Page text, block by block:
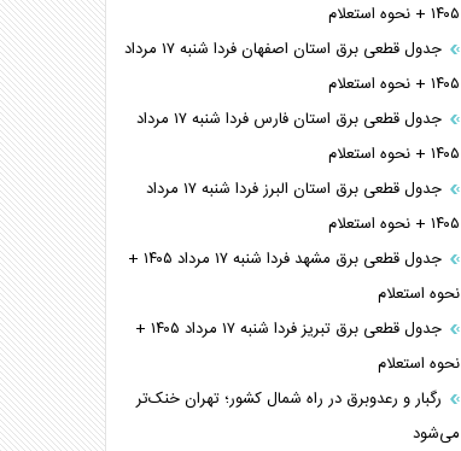
۱۴۰۵ + نحوه استعلام
جدول قطعی برق استان اصفهان فردا شنبه ۱۷ مرداد
۱۴۰۵ + نحوه استعلام
جدول قطعی برق استان فارس فردا شنبه ۱۷ مرداد
۱۴۰۵ + نحوه استعلام
جدول قطعی برق استان البرز فردا شنبه ۱۷ مرداد
۱۴۰۵ + نحوه استعلام
جدول قطعی برق مشهد فردا شنبه ۱۷ مرداد ۱۴۰۵ +
نحوه استعلام
جدول قطعی برق تبریز فردا شنبه ۱۷ مرداد ۱۴۰۵ +
نحوه استعلام
رگبار و رعدوبرق در راه شمال کشور؛ تهران خنک‌تر
می‌شود